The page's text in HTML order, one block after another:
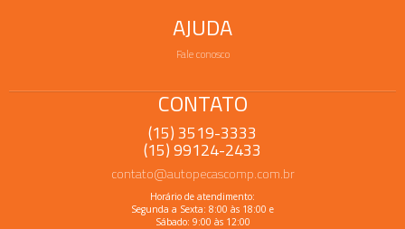
AJUDA
Fale conosco
CONTATO
(15) 3519-3333
(15) 99124-2433
contato@autopecascomp.com.br
Horário de atendimento:
Segunda a Sexta: 8:00 às 18:00 e
Sábado: 9:00 às 12:00